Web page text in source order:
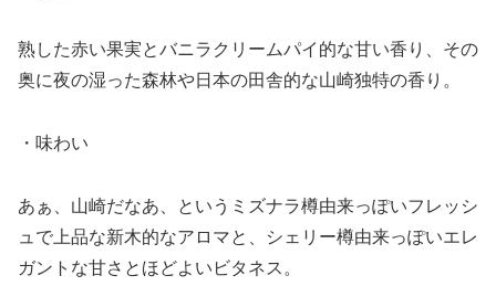
熟した赤い果実とバニラクリームパイ的な甘い香り、その
奥に夜の湿った森林や日本の田舎的な山崎独特の香り。
・味わい
あぁ、山崎だなあ、というミズナラ樽由来っぽいフレッシ
ュで上品な新木的なアロマと、シェリー樽由来っぽいエレ
ガントな甘さとほどよいビタネス。